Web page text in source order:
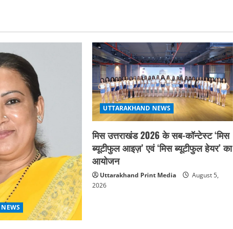
UTTARAKHAND NEWS
मिस उत्तराखंड 2026 के सब-कॉन्टेस्ट ‘मिस
ब्यूटीफुल आइज़’ एवं ‘मिस ब्यूटीफुल हेयर’ का
आयोजन
Uttarakhand Print Media
August 5,
2026